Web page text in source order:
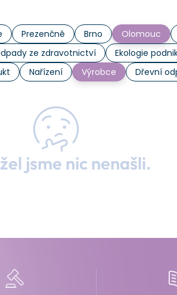
Prezenčně Brno Olomouc
ze zdravotnictví Ekologie
Nařízení Výrobce Dřevní
jsme nic nenašli.